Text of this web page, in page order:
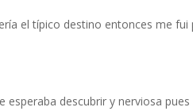
el típico destino entonces me
descubrir y nerviosa